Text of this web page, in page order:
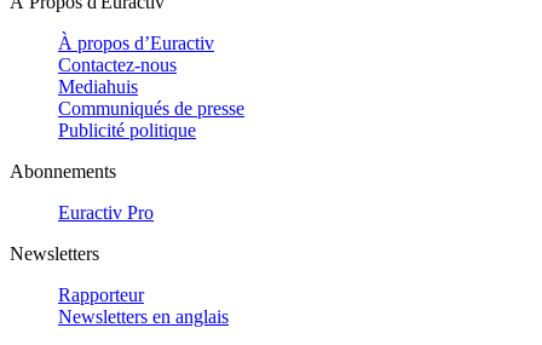
À propos d’Euractiv
Contactez-nous
Mediahuis
Communiqués de presse
Publicité politique
Abonnements
Euractiv Pro
Newsletters
Rapporteur
Newsletters en anglais